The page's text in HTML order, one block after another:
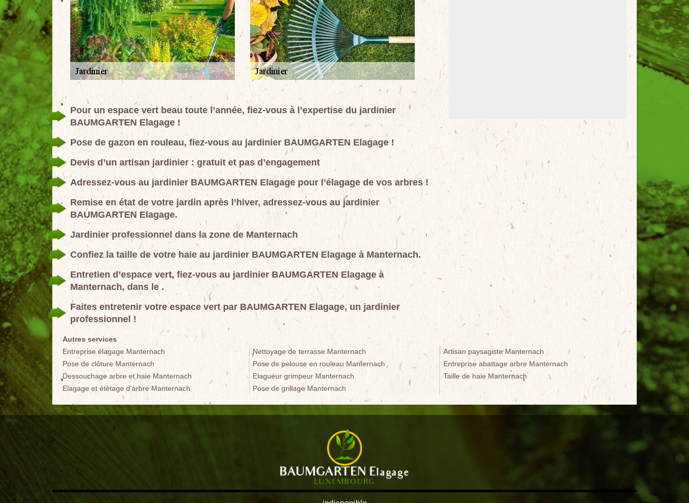
Pour un espace vert beau toute l’année, fiez-vous à l’expertise du jardinier
BAUMGARTEN Elagage !
Pose de gazon en rouleau, fiez-vous au jardinier BAUMGARTEN Elagage !
Devis d’un artisan jardinier : gratuit et pas d’engagement
Adressez-vous au jardinier BAUMGARTEN Elagage pour l’élagage de vos arbres !
Remise en état de votre jardin après l’hiver, adressez-vous au jardinier
BAUMGARTEN Elagage.
Jardinier professionnel dans la zone de Manternach
Confiez la taille de votre haie au jardinier BAUMGARTEN Elagage à Manternach.
Entretien d’espace vert, fiez-vous au jardinier BAUMGARTEN Elagage à
Manternach, dans le .
Faites entretenir votre espace vert par BAUMGARTEN Elagage, un jardinier
professionnel !
Autres services
Entreprise élagage Manternach
Pose de clôture Manternach
Dessouchage arbre et haie Manternach
Elagage et étêtage d'arbre Manternach
Nettoyage de terrasse Manternach
Pose de pelouse en rouleau Manternach
Elagueur grimpeur Manternach
Pose de grillage Manternach
Artisan paysagiste Manternach
Entreprise abattage arbre Manternach
Taille de haie Manternach